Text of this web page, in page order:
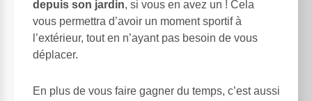
depuis son jardin, si vous en avez un ! Cela
vous permettra d’avoir un moment sportif à
l’extérieur, tout en n’ayant pas besoin de vous
déplacer.
En plus de vous faire gagner du temps, c’est aussi